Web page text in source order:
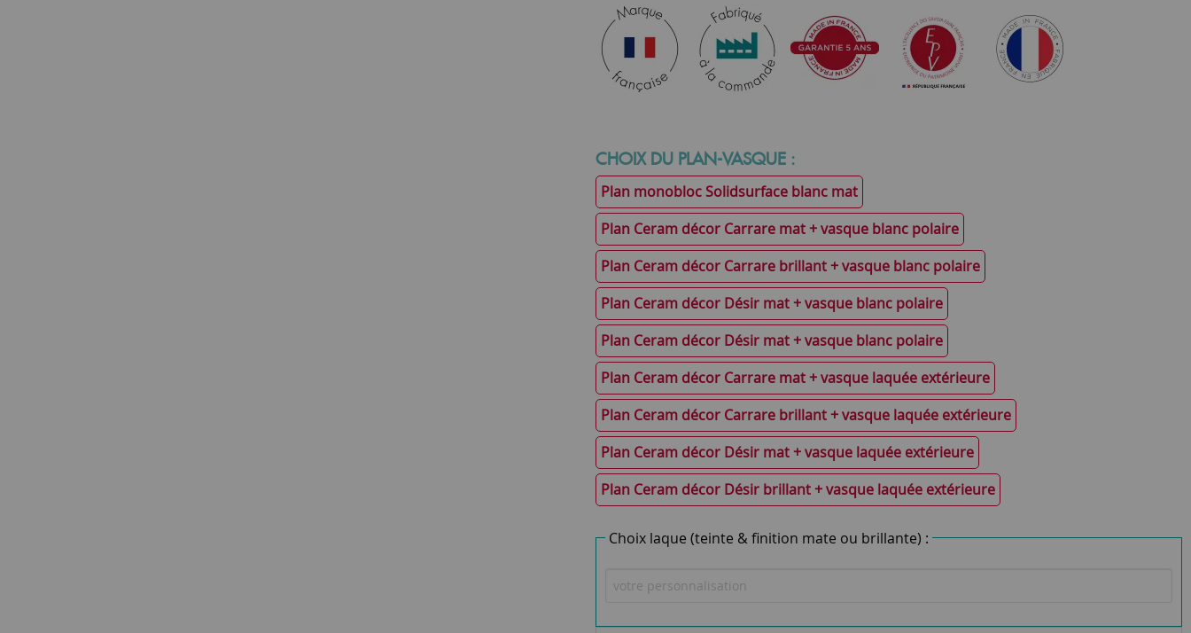
CHOIX DU PLAN-VASQUE :
Plan monobloc Solidsurface blanc mat
Plan Ceram décor Carrare mat + vasque blanc polaire
Plan Ceram décor Carrare brillant + vasque blanc polaire
Plan Ceram décor Désir mat + vasque blanc polaire
Plan Ceram décor Désir mat + vasque blanc polaire
Plan Ceram décor Carrare mat + vasque laquée extérieure
Plan Ceram décor Carrare brillant + vasque laquée extérieure
Plan Ceram décor Désir mat + vasque laquée extérieure
Plan Ceram décor Désir brillant + vasque laquée extérieure
Choix laque (teinte & finition mate ou brillante) :